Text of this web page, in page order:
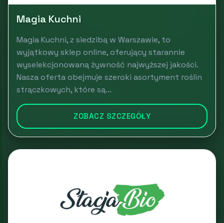
Magia Kuchni
Magia Kuchni, z siedzibą w Warszawie, to
wyjątkowy sklep online, oferujący starannie
wyselekcjonowaną żywność najwyższej jakości.
Nasza oferta obejmuje szeroki asortyment roślin
strączkowych, które są...
ZOBACZ SZCZEGÓŁY